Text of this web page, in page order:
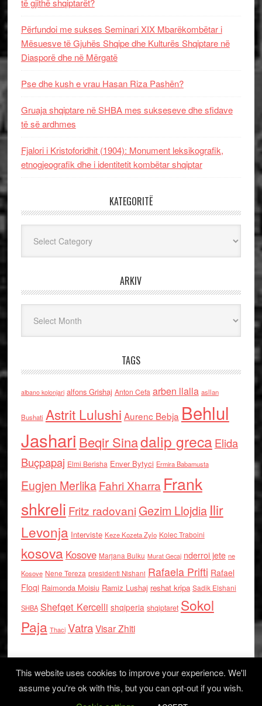
të gjithë shqiptarët?
Përfundoi me sukses Seminari XIX Mbarëkombëtar i
Mësuesve të Gjuhës Shqipe dhe Kulturës Shqiptare në
Diasporë dhe në Mërgatë
Pse dhe kush e vrau Hasan Riza Pashën?
Gruaja shqiptare në SHBA mes sukseseve dhe sfidave
të së ardhmes
Fjalori i Kristoforidhit (1904): Monument leksikografik,
etnogjeografik dhe i identitetit kombëtar shqiptar
KATEGORITË
ARKIV
TAGS
albano kolonjari alfons Grishaj Anton Cefa arben llalla asllan
Bushati Astrit Lulushi Aurenc Bebja Behlul
Jashari Beqir Sinadalip grecaElida
Buçpapaj Elmi Berisha Enver Bytyci Ermira Babamusta
Eugjen MerlikaFahri Xharra Frank
shkreli Fritz radovaniGezim Llojdia Ilir
Levonja Interviste Keze Kozeta Zylo Kolec Traboini
kosova Kosove Marjana Bulku Murat Gecaj nderroi jete ne
Kosove Nene Tereza presidenti Nishani Rafaela Prifti Rafael
Floqi Raimonda Moisiu Ramiz Lushaj reshat kripa Sadik Elshani
SHBA Shefqet Kercelli shqiperia shqiptaret Sokol
Paja Thaci VatraVisar Zhiti
This website uses cookies to improve your experience. We'll
assume you're ok with this, but you can opt-out if you wish.